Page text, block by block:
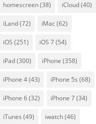
homescreen(38) iCloud(40)
iLand(72) iMac (62)
iOS (251) iOS 7(54)
iPad(300) iPhone (358)
iPhone 4(43) iPhone 5s (68)
iPhone 6(32) iPhone 7(34)
iTunes (49) iwatch(46)